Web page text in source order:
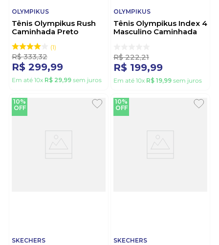
OLYMPIKUS
Tênis Olympikus Rush
Caminhada Preto
1
R$ 333,32
R$ 299,99
Em até 10x R$ 29,99 sem juros
OLYMPIKUS
Tênis Olympikus Index 4
Masculino Caminhada
R$ 222,21
R$ 199,99
Em até 10x R$ 19,99 sem juros
10%
OFF
SKECHERS
10%
OFF
SKECHERS